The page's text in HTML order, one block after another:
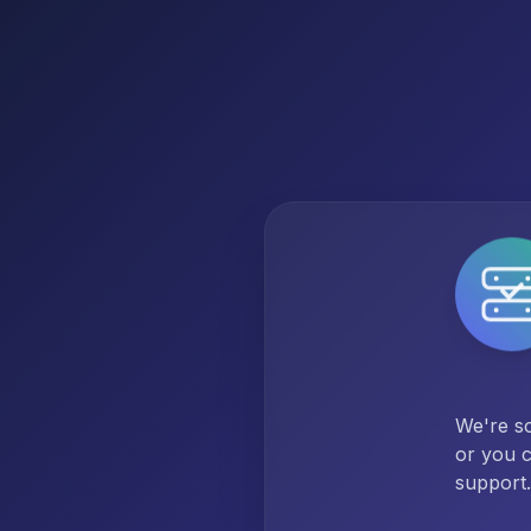
We're
or you
support.